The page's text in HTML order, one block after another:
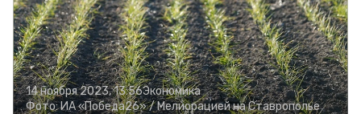
14 ноября 2023, 13:56Экономика
Фото:ИА «Победа26» /Мелиорацией на Ставрополье